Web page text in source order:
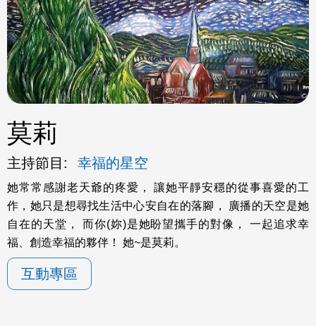
莫莉
主持節目: 幸福的星空
她常常感謝老天爺的疼愛， 讓她平靜安穩的從事喜愛的工
作，她只是想尋找生活中心安自在的落腳， 廣播的天空是她
自在的天堂， 而你(妳)是她盼望攜手的對像， 一起追求幸
福、創造幸福的夥伴！ 她~是莫莉。
互動專區